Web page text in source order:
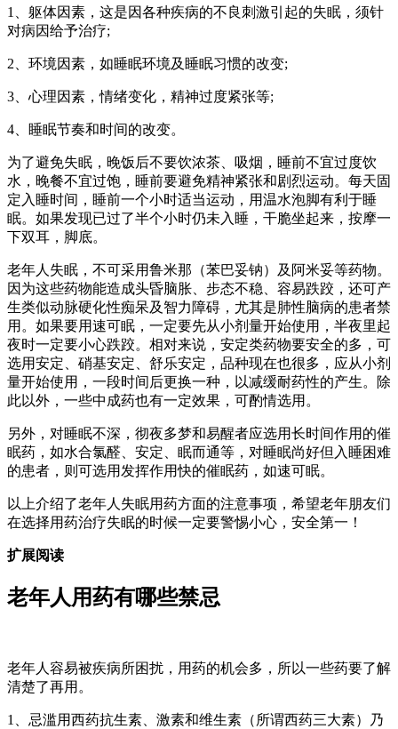
1、躯体因素，这是因各种疾病的不良刺激引起的失眠，须针
对病因给予治疗;
2、环境因素，如睡眠环境及睡眠习惯的改变;
3、心理因素，情绪变化，精神过度紧张等;
4、睡眠节奏和时间的改变。
为了避免失眠，晚饭后不要饮浓茶、吸烟，睡前不宜过度饮
水，晚餐不宜过饱，睡前要避免精神紧张和剧烈运动。每天固
定入睡时间，睡前一个小时适当运动，用温水泡脚有利于睡
眠。如果发现已过了半个小时仍未入睡，干脆坐起来，按摩一
下双耳，脚底。
老年人失眠，不可采用鲁米那（苯巴妥钠）及阿米妥等药物。
因为这些药物能造成头昏脑胀、步态不稳、容易跌跤，还可产
生类似动脉硬化性痴呆及智力障碍，尤其是肺性脑病的患者禁
用。如果要用速可眠，一定要先从小剂量开始使用，半夜里起
夜时一定要小心跌跤。相对来说，安定类药物要安全的多，可
选用安定、硝基安定、舒乐安定，品种现在也很多，应从小剂
量开始使用，一段时间后更换一种，以减缓耐药性的产生。除
此以外，一些中成药也有一定效果，可酌情选用。
另外，对睡眠不深，彻夜多梦和易醒者应选用长时间作用的催
眠药，如水合氯醛、安定、眠而通等，对睡眠尚好但入睡困难
的患者，则可选用发挥作用快的催眠药，如速可眠。
以上介绍了老年人失眠用药方面的注意事项，希望老年朋友们
在选择用药治疗失眠的时候一定要警惕小心，安全第一！
扩展阅读
老年人用药有哪些禁忌
老年人容易被疾病所困扰，用药的机会多，所以一些药要了解
清楚了再用。
1、忌滥用西药抗生素、激素和维生素（所谓西药三大素）乃